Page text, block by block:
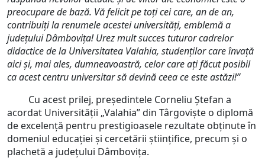
preocupare de bază. Vă felicit pe toţi cei care, an de an,
contribuiți la renumele acestei universități, emblemă a
județului Dâmbovița! Urez mult succes tuturor cadrelor
didactice de la Universitatea Valahia, studenților care învață
aici și, mai ales, dumneavoastră, celor care ați făcut posibil
ca acest centru universitar să devină ceea ce este astăzi!”
Cu acest prilej, președintele Corneliu Ștefan a
acordat Universității „Valahia” din Târgoviște o diplomă
de excelență pentru prestigioasele rezultate obținute în
domeniul educației și cercetării științifice, precum și o
plachetă a județului Dâmbovița.